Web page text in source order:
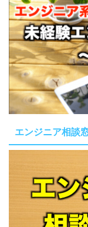
エンジニア相談